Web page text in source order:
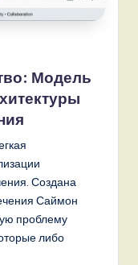
Модель
Создана
Саймон
проблему
либо